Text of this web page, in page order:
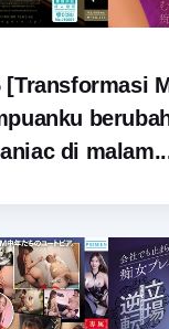
[Transformasi
di